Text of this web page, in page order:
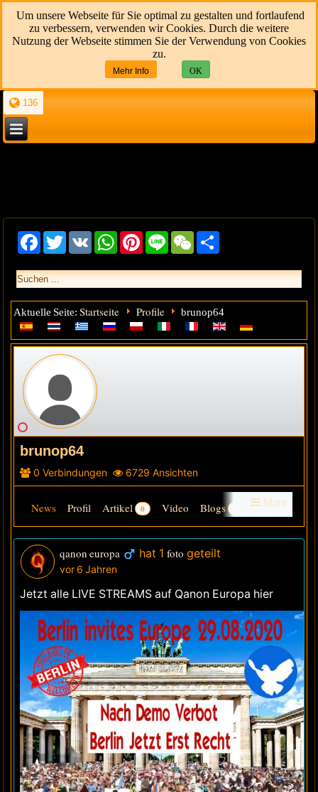
Um unsere Webseite für Sie optimal zu gestalten und fortlaufend
zu verbessern, verwenden wir Cookies. Durch die weitere
Nutzung der Webseite stimmen Sie der Verwendung von Cookies
zu.
Mehr Info OK
136
Facebook
Twitter VK WhatsAppPinterestLine WeChat
Aktuelle Seite:Startseite Profile brunop64
brunop64
Verbindungen
0 Ansichten
6729
More
News Profil Artikel 0 Video Blogs
Gruppen Audio Foren Galerie info friends
Letzte Besucher
qanon europa hat 1foto geteilt
vor 6 Jahren
Jetzt alle LIVE STREAMS auf Qanon Europa hier